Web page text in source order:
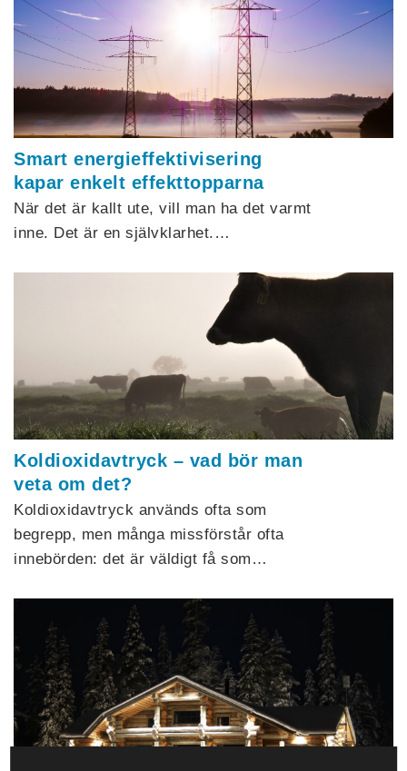
Smart energieffektivisering
kapar enkelt effekttopparna
När det är kallt ute, vill man ha det varmt
inne. Det är en självklarhet.…
Koldioxidavtryck – vad bör man
veta om det?
Koldioxidavtryck används ofta som
begrepp, men många missförstår ofta
innebörden: det är väldigt få som…